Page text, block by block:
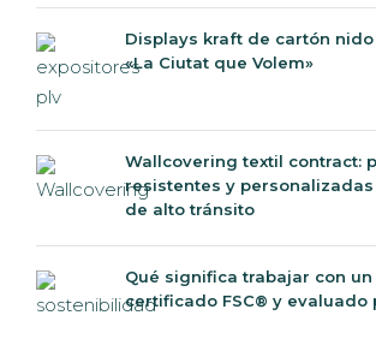
Displays kraft de cartón
«La Ciutat que Volem»
Wallcovering textil contract:
resistentes y
de alto tránsito
Qué significa trabajar con
certificado FSC® y evaluado